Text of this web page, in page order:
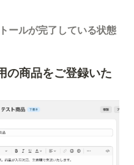
ールが完了している状態
の商品をご登録いた